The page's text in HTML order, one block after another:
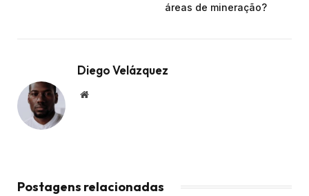
áreas de mineração?
Diego Velázquez
Website
Postagens relacionadas